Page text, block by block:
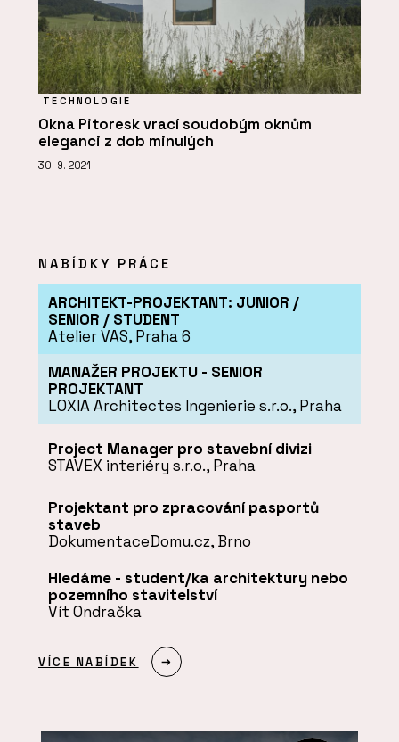
TECHNOLOGIE
Okna Pitoresk vrací soudobým oknům
eleganci z dob minulých
30. 9. 2021
NABÍDKY PRÁCE
ARCHITEKT-PROJEKTANT: JUNIOR /
SENIOR / STUDENT
Atelier VAS, Praha 6
MANAŽER PROJEKTU - SENIOR
PROJEKTANT
LOXIA Architectes Ingenierie s.r.o., Praha
Project Manager pro stavební divizi
STAVEX interiéry s.r.o., Praha
Projektant pro zpracování pasportů
staveb
DokumentaceDomu.cz, Brno
Hledáme - student/ka architektury nebo
pozemního stavitelství
Vít Ondračka
VÍCE NABÍDEK